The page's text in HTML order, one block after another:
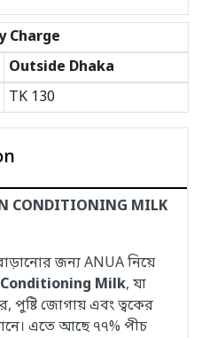
Charge
Outside Dhaka
TK 130
CONDITIONING MILK
জন্য ANUA নিয়ে
Milk, যা
পুষ্টি জোগায় এবং ত্বকের
এতে আছে ৭৭% পীচ